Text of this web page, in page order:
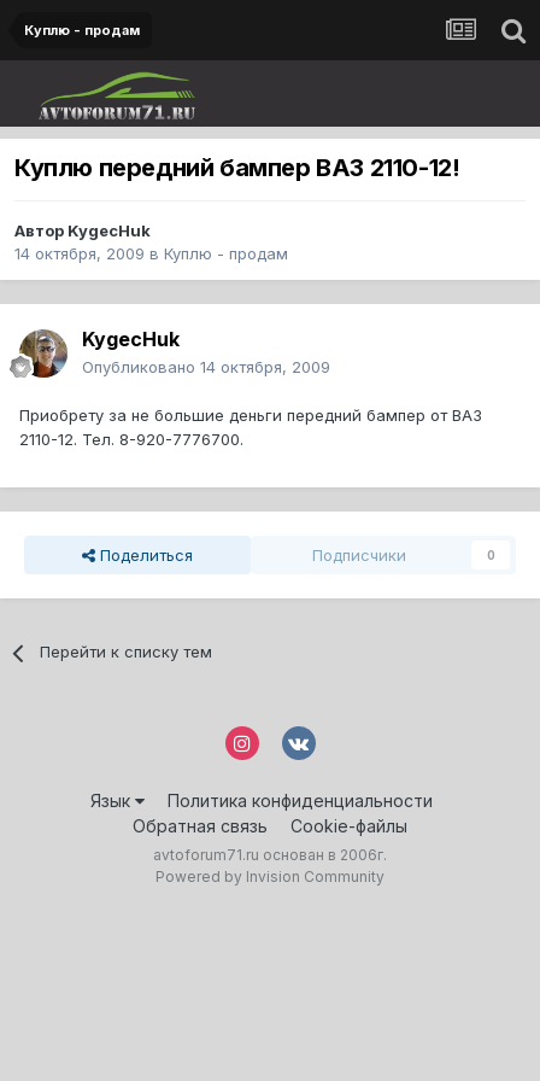
Куплю - продам
Куплю передний бампер ВАЗ 2110-12!
Автор KygecHuk
14 октября, 2009 в Куплю - продам
KygecHuk
Опубликовано 14 октября, 2009
Приобрету за не большие деньги передний бампер от ВАЗ
2110-12. Тел. 8-920-7776700.
Поделиться Подписчики 0
Перейти к списку тем
Язык
Политика конфиденциальности
Обратная связь
Cookie-файлы
avtoforum71.ru основан в 2006г.
Powered by Invision Community